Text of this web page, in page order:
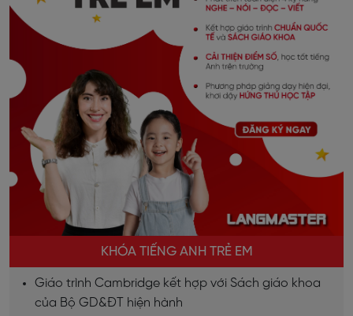
KHÓA TIẾNG ANH TRẺ EM
Giáo trình Cambridge kết hợp với Sách giáo khoa
của Bộ GD&ĐT hiện hành